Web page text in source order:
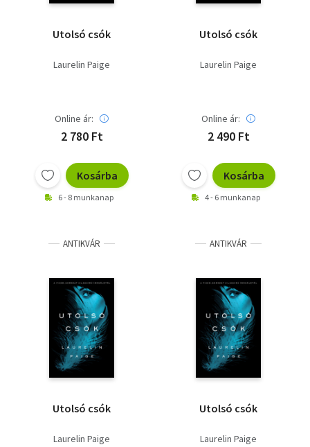
Utolsó csók
Laurelin Paige
Online ár:
2 780 Ft
Kosárba
6 - 8 munkanap
Utolsó csók
Laurelin Paige
Online ár:
2 490 Ft
Kosárba
4 - 6 munkanap
ANTIKVÁR
Utolsó csók
Laurelin Paige
ANTIKVÁR
Utolsó csók
Laurelin Paige